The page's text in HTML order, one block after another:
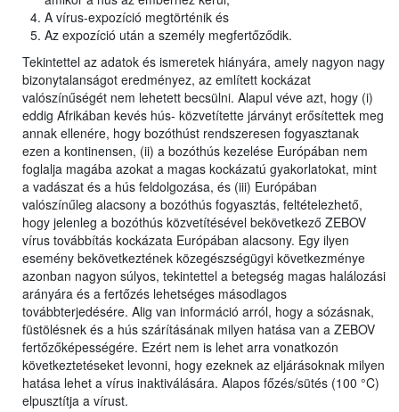
A vírus-expozíció megtörténik és
Az expozíció után a személy megfertőződik.
Tekintettel az adatok és ismeretek hiányára, amely nagyon nagy
bizonytalanságot eredményez, az említett kockázat
valószínűségét nem lehetett becsülni. Alapul véve azt, hogy (i)
eddig Afrikában kevés hús- közvetítette járványt erősítettek meg
annak ellenére, hogy bozóthúst rendszeresen fogyasztanak
ezen a kontinensen, (ii) a bozóthús kezelése Európában nem
foglalja magába azokat a magas kockázatú gyakorlatokat, mint
a vadászat és a hús feldolgozása, és (iii) Európában
valószínűleg alacsony a bozóthús fogyasztás, feltételezhető,
hogy jelenleg a bozóthús közvetítésével bekövetkező ZEBOV
vírus továbbítás kockázata Európában alacsony. Egy ilyen
esemény bekövetkeztének közegészségügyi következménye
azonban nagyon súlyos, tekintettel a betegség magas halálozási
arányára és a fertőzés lehetséges másodlagos
továbbterjedésére. Alig van információ arról, hogy a sózásnak,
füstölésnek és a hús szárításának milyen hatása van a ZEBOV
fertőzőképességére. Ezért nem is lehet arra vonatkozón
következtetéseket levonni, hogy ezeknek az eljárásoknak milyen
hatása lehet a vírus inaktiválására. Alapos főzés/sütés (100 °C)
elpusztítja a vírust.